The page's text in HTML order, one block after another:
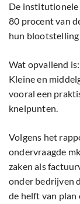
De institutionele
80 procent van
hun
Wat opvallend
Kleine en
vooral een
knelpunten.
Volgens het
ondervraagde
zaken als
onder bedrijven
de helft van plan